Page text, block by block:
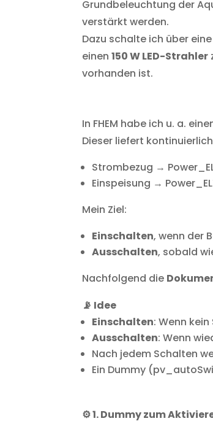
Grundbeleuchtung der
verstärkt werden.
Dazu schalte ich über
einen150 W LED-Strahler
vorhanden ist.
In FHEM habe ich u. a.
Dieser liefert
Strombezug →
Einspeisung →
Mein Ziel:
Einschalten, wenn der
Ausschalten, sobald
Nachfolgend die
📡 Idee
Einschalten: Wenn
Ausschalten: Wenn
Nach jedem Schalten
Ein Dummy
⚙️ 1. Dummy zum